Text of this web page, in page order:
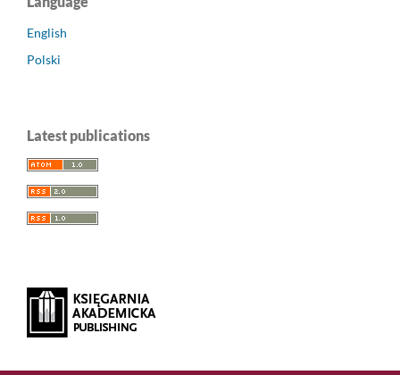
English
Polski
Latest publications